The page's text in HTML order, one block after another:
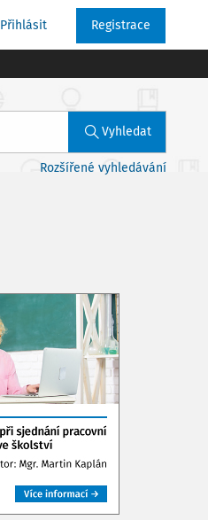
Přihlásit Registrace
Vyhledat
Rozšířené vyhledávání